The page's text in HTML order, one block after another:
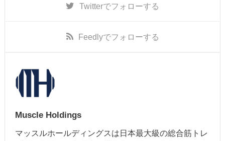
Twitterでフォローする
Feedlyでフォローする
Muscle Holdings
マッスルホールディングスは日本最大級の総合筋トレ